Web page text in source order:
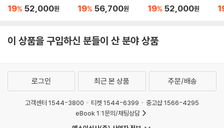
19% 52,000원 19% 56,700원
LP]
19% 52,000원
이 상품을 구입하신 분들이 산 분야 상품
로그인 최근 본 상품 주문/배송
고객센터 1544-3800 티켓 1544-6399
중고샵 1566-4295
eBook 1:1문의/채팅상담